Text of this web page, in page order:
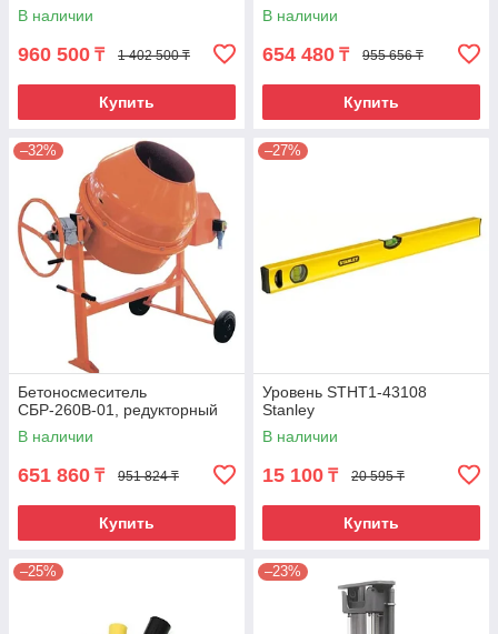
В наличии
960 500 ₸ 1 402 500 ₸
Купить
В наличии
654 480 ₸ 955 656 ₸
Купить
–32%
Бетоносмеситель
СБР-260В-01, редукторный
В наличии
651 860 ₸ 951 824 ₸
Купить
–27%
Уровень STHT1-43108
Stanley
В наличии
15 100 ₸ 20 595 ₸
Купить
–25% –23%